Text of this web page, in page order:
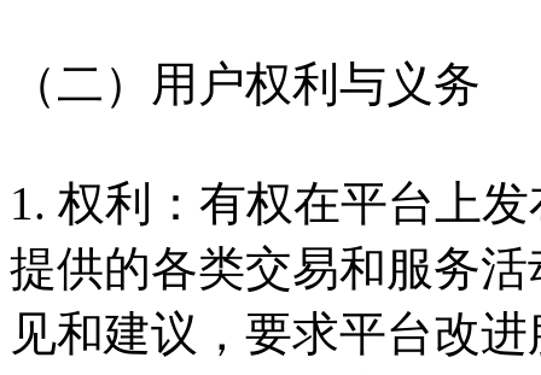
（二）用户权利与义务
1. 权利：有权在平台上
提供的各类交易和服务
见和建议，要求平台改